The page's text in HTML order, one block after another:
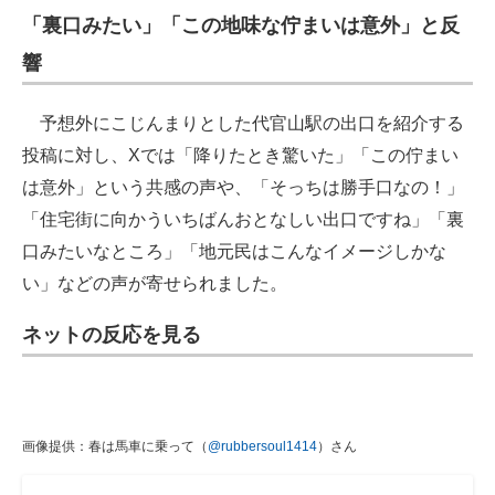
「裏口みたい」「この地味な佇まいは意外」と反
響
予想外にこじんまりとした代官山駅の出口を紹介する
投稿に対し、Xでは「降りたとき驚いた」「この佇まい
は意外」という共感の声や、「そっちは勝手口なの！」
「住宅街に向かういちばんおとなしい出口ですね」「裏
口みたいなところ」「地元民はこんなイメージしかな
い」などの声が寄せられました。
ネットの反応を見る
画像提供：春は馬車に乗って（ @rubbersoul1414）さん